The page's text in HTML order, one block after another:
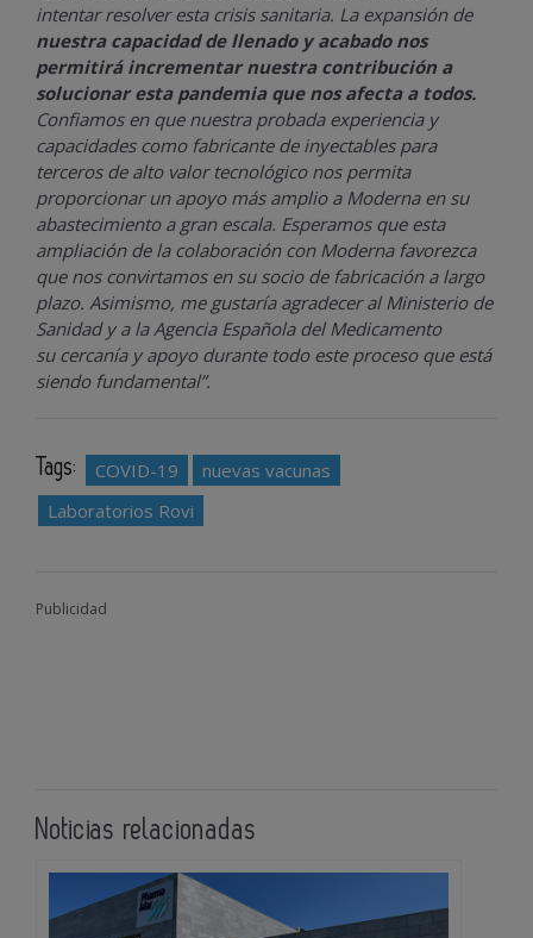
intentar resolver esta crisis sanitaria. La expansión de
nuestra capacidad de llenado y acabado nos
permitirá incrementar nuestra contribución a
solucionar esta pandemia que nos afecta a todos.
Confiamos en que nuestra probada experiencia y
capacidades como fabricante de inyectables para
terceros de alto valor tecnológico nos permita
proporcionar un apoyo más amplio a Moderna en su
abastecimiento a gran escala. Esperamos que esta
ampliación de la colaboración con Moderna favorezca
que nos convirtamos en su socio de fabricación a largo
plazo. Asimismo, me gustaría agradecer al Ministerio de
Sanidad y a la Agencia Española del Medicamento
su cercanía y apoyo durante todo este proceso que está
siendo fundamental”.
Tags: COVID-19
nuevas vacunas
Laboratorios Rovi
Publicidad
Noticias relacionadas